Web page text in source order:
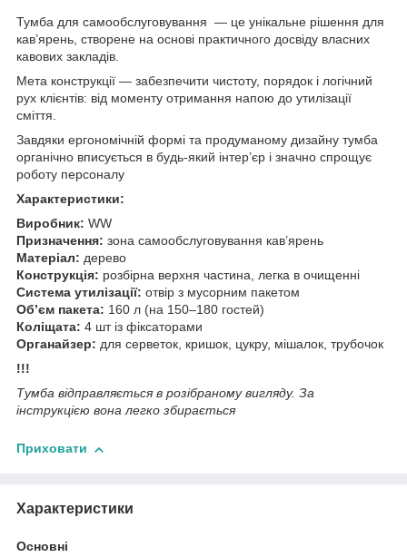
Тумба для самообслуговування — це унікальне рішення для
кав’ярень, створене на основі практичного досвіду власних
кавових закладів.
Мета конструкції — забезпечити чистоту, порядок і логічний
рух клієнтів: від моменту отримання напою до утилізації
сміття.
Завдяки ергономічній формі та продуманому дизайну тумба
органічно вписується в будь-який інтер’єр і значно спрощує
роботу персоналу
Характеристики:
Виробник: WW
Призначення: зона самообслуговування кав’ярень
Матеріал: дерево
Конструкція: розбірна верхня частина, легка в очищенні
Система утилізації: отвір з мусорним пакетом
Об’єм пакета: 160 л (на 150–180 гостей)
Коліщата: 4 шт із фіксаторами
Органайзер: для серветок, кришок, цукру, мішалок, трубочок
!!!
Тумба відправляється в розібраному вигляду. За
інструкцією вона легко збирається
Приховати
Характеристики
Основні